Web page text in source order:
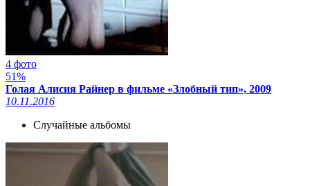
4 фото
51%
Голая Алисия Райнер в фильме «Злобный тип», 2009
10.11.2016
Случайные альбомы